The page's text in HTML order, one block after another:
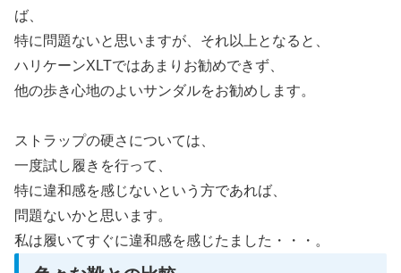
ば、
特に問題ないと思いますが、それ以上となると、
ハリケーンXLTではあまりお勧めできず、
他の歩き心地のよいサンダルをお勧めします。
ストラップの硬さについては、
一度試し履きを行って、
特に違和感を感じないという方であれば、
問題ないかと思います。
私は履いてすぐに違和感を感じたました・・・。